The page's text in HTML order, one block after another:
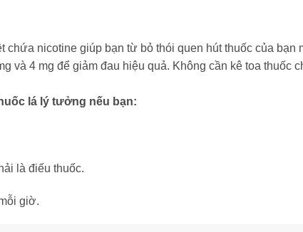
nicotine giúp bạn từ bỏ thói quen hút thuốc của bạn
và 4 mg để giảm đau hiệu quả. Không cần kê toa thuốc
lá lý tưởng nếu bạn:
là điếu thuốc.
giờ.